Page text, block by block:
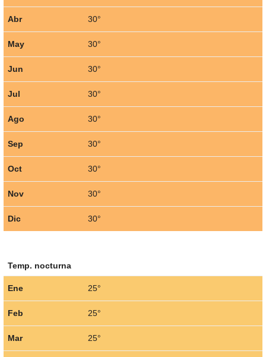
Abr 30°
May 30°
Jun 30°
Jul 30°
Ago 30°
Sep 30°
Oct 30°
Nov 30°
Dic 30°
Temp. nocturna
Ene 25°
Feb 25°
Mar 25°